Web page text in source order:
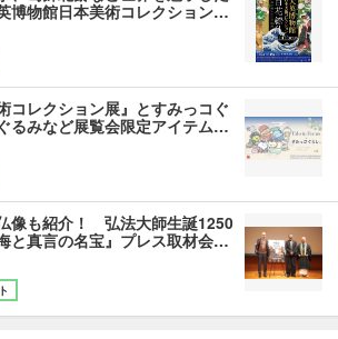
物館日本美術コレクション…
コレクション展』とすみっコぐ
るみなど展覧会限定アイテム…
像も紹介！ 弘法大師生誕1250
真言の名宝』プレス取材会…